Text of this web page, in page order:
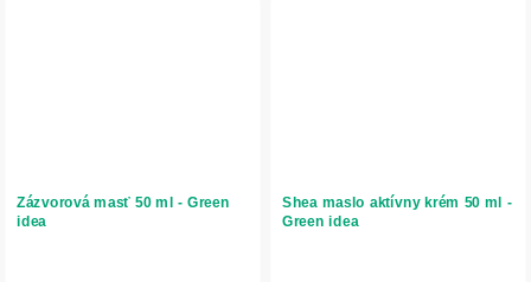
Zázvorová masť 50 ml - Green
idea
Shea maslo aktívny krém 50 ml -
Green idea